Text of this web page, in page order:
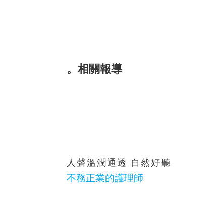
。相關報導
人聲溫潤通透 自然好聽
不務正業的護理師